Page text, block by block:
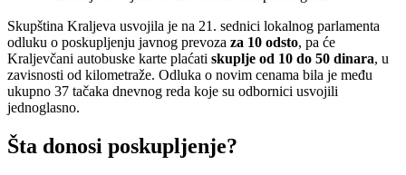
Skupština Kraljeva usvojila je na 21. sednici lokalnog parlamenta
odluku o poskupljenju javnog prevoza za 10 odsto, pa će
Kraljevčani autobuske karte plaćati skuplje od 10 do 50 dinara, u
zavisnosti od kilometraže. Odluka o novim cenama bila je među
ukupno 37 tačaka dnevnog reda koje su odbornici usvojili
jednoglasno.
Šta donosi poskupljenje?